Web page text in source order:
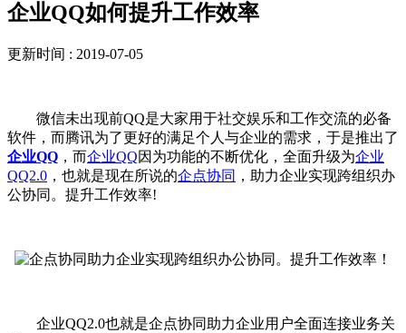
企业QQ如何提升工作效率
更新时间 : 2019-07-05
微信未出现前QQ是大家用于社交娱乐和工作交流的必备
软件，而腾讯为了更好的满足个人与企业的需求，于是推出了
企业QQ ，而企业QQ因为功能的不断优化，全面升级为企业
QQ2.0 ，也就是现在所说的企点协同 ，助力企业实现跨组织办
公协同。提升工作效率!
企业QQ2.0也就是企点协同助力企业用户全面连接业务关